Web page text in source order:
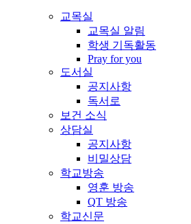
교목실
교목실 알림
학생 기독활동
Pray for you
도서실
공지사항
독서로
보건 소식
상담실
공지사항
비밀상담
학교방송
영훈 방송
QT 방송
학교신문